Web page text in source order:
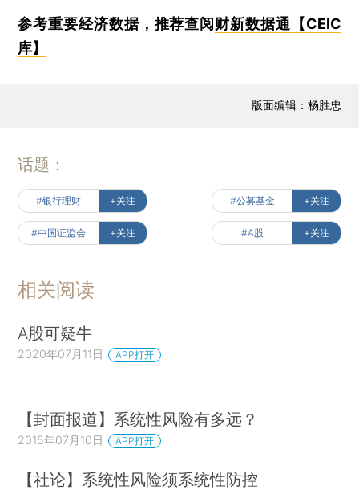
参考重要经济数据，推荐查阅 财新数据通【CEIC
库】
版面编辑：杨胜忠
话题：
#银行理财 +关注 #公募基金 +关注
#中国证监会 +关注 #A股 +关注
相关阅读
A股可疑牛
2020年07月11日 APP打开
【封面报道】系统性风险有多远？
2015年07月10日 APP打开
【社论】系统性风险须系统性防控